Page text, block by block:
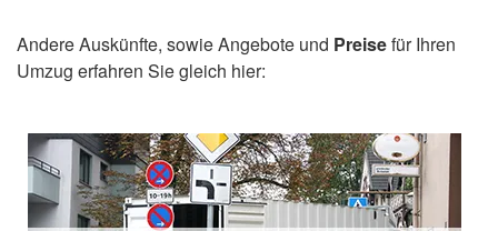
Andere Auskünfte, sowie Angebote und Preisefür Ihren
Umzug erfahren Sie gleich hier: